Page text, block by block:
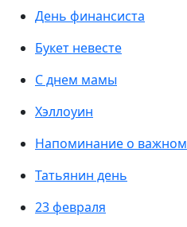
День финансиста
Букет невесте
С днем мамы
Хэллоуин
Напоминание о важном
Татьянин день
23 февраля